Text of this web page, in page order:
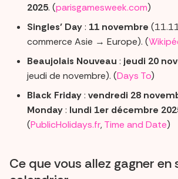
2025. (parisgamesweek.com)
Singles’ Day: 11 novembre
commerce Asie → Europe). (
Beaujolais Nouveau : jeudi 20
jeudi de novembre). (Days To)
Black Friday: vendredi 28
Monday: lundi 1er décembre
(PublicHolidays.fr,Time and Date)
Ce que vous allez gagner en